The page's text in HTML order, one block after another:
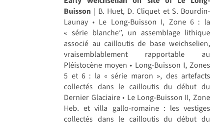
Buisson | B. Huet, D. Cliquet et S. Bourdin-
Launay • Le Long-Buisson I, Zone 6 : la
« série blanche”, un assemblage lithique
associé au cailloutis de base weichselien,
vraisemblablement rapportable au
Pléistocène moyen • Long-Buisson I, Zones
5 et 6 : la « série maron », des artefacts
collectés dans le cailloutis du début du
Dernier Glaciaire • Le Long-Buisson II, Zone
Heb. et villa gallo-romaine : les vestiges
collectés dans le cailloutis du début du